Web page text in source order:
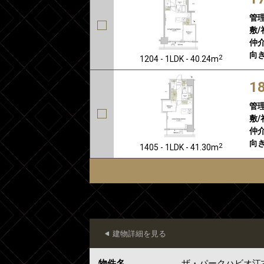
1204 - 1LDK - 40.24m2
管
敷/
仲
向
1405 - 1LDK - 41.30m2
管
敷/
仲
向
建物詳細を見る